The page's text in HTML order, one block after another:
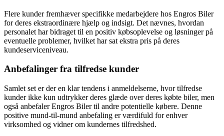
Flere kunder fremhæver specifikke medarbejdere hos Engros Biler
for deres ekstraordinære hjælp og indsigt. Det nævnes, hvordan
personalet har bidraget til en positiv købsoplevelse og løsninger på
eventuelle problemer, hvilket har sat ekstra pris på deres
kundeserviceniveau.
Anbefalinger fra tilfredse kunder
Samlet set er der en klar tendens i anmeldelserne, hvor tilfredse
kunder ikke kun udtrykker deres glæde over deres købte biler, men
også anbefaler Engros Biler til andre potentielle købere. Denne
positive mund-til-mund anbefaling er værdifuld for enhver
virksomhed og vidner om kundernes tilfredshed.